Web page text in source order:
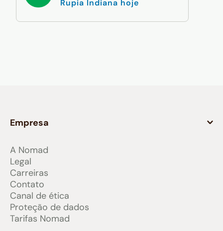
Rupia Indiana hoje
Empresa
A Nomad
Legal
Carreiras
Contato
Canal de ética
Proteção de dados
Tarifas Nomad